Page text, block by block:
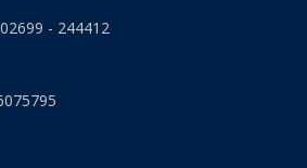
- 244412